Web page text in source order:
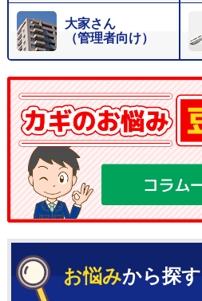
大家さん
（管理者向け）
お悩みから探す